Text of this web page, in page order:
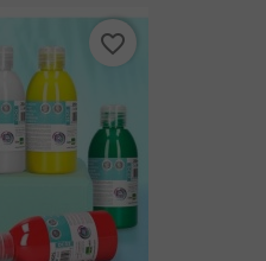
favorite_border